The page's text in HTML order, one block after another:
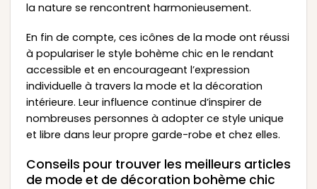
la nature se rencontrent harmonieusement.
En fin de compte, ces icônes de la mode ont réussi
à populariser le style bohème chic en le rendant
accessible et en encourageant l’expression
individuelle à travers la mode et la décoration
intérieure. Leur influence continue d’inspirer de
nombreuses personnes à adopter ce style unique
et libre dans leur propre garde-robe et chez elles.
Conseils pour trouver les meilleurs articles
de mode et de décoration bohème chic